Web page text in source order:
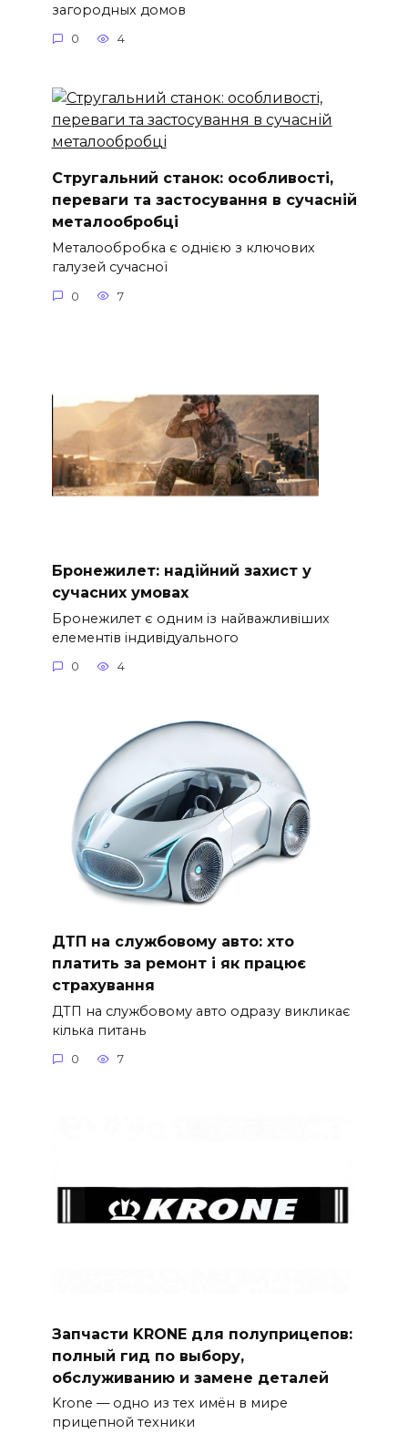
загородных домов
0 4
Стругальний станок: особливості,
переваги та застосування в сучасній
металообробці
Металообробка є однією з ключових
галузей сучасної
0 7
Бронежилет: надійний захист у
сучасних умовах
Бронежилет є одним із найважливіших
елементів індивідуального
0 4
ДТП на службовому авто: хто
платить за ремонт і як працює
страхування
ДТП на службовому авто одразу викликає
кілька питань
0 7
Запчасти KRONE для полуприцепов:
полный гид по выбору,
обслуживанию и замене деталей
Krone — одно из тех имён в мире
прицепной техники